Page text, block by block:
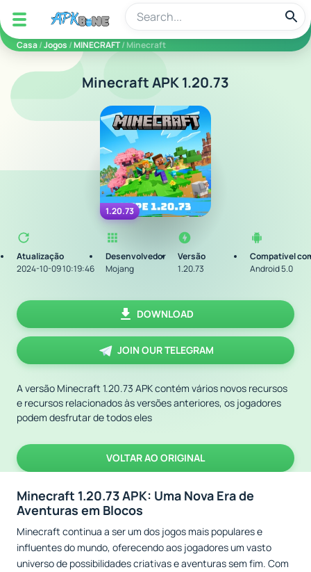
apkbine
Casa/Jogos /MINECRAFT/ Minecraft
Minecraft APK 1.20.73
1.20.73
Atualização
2024-10-09 10:19:46
Desenvolvedor
Mojang
Versão
1.20.73
Compatível
Android 5.0
DOWNLOAD
JOIN OUR TELEGRAM
A versão Minecraft 1.20.73 APK contém vários novos recursos
e recursos relacionados às versões anteriores, os jogadores
podem desfrutar de todos eles
VOLTAR AO ORIGINAL
Minecraft 1.20.73 APK: Uma Nova Era de
Aventuras em Blocos
Minecraft continua a ser um dos jogos mais populares e
influentes do mundo, oferecendo aos jogadores um vasto
universo de possibilidades criativas e aventuras sem fim. Com